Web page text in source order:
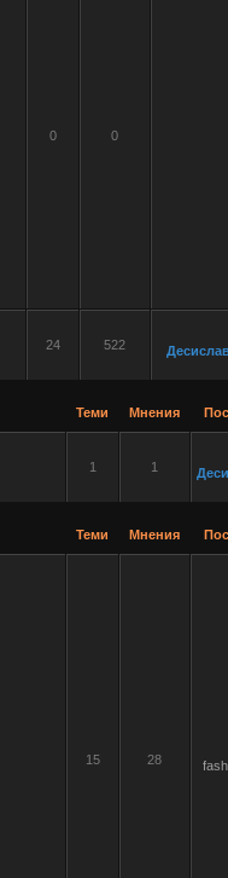
0 0
24 522
Теми Мнения
1 1
Теми Мнения
15 28